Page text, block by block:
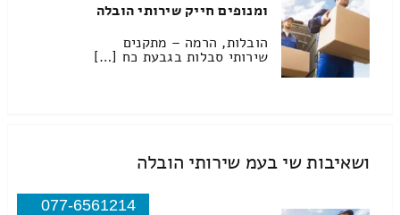
ומנופים חייק שירותי הובלה
הובלות, הרמה – מתקנים
שירותי סבלות בגבעת כח […]
ושאיבות שי בעמ שירותי הובלה
077-6561214